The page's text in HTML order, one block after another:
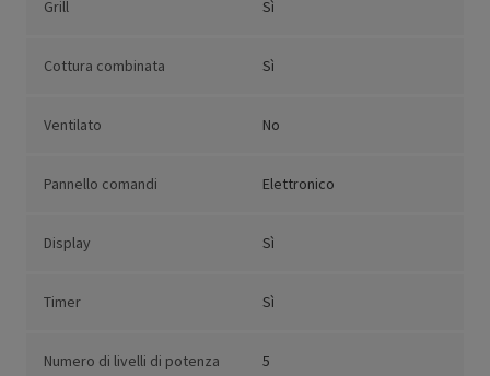
Grill Sì
Cottura combinata Sì
Ventilato No
Pannello comandi Elettronico
Display Sì
Timer Sì
Numero di livelli di potenza 5